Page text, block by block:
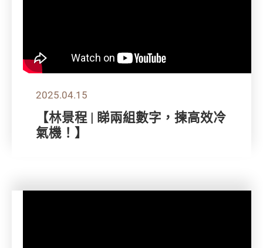
2025.04.15
【林景程 | 睇兩組數字，揀高效冷
氣機！】